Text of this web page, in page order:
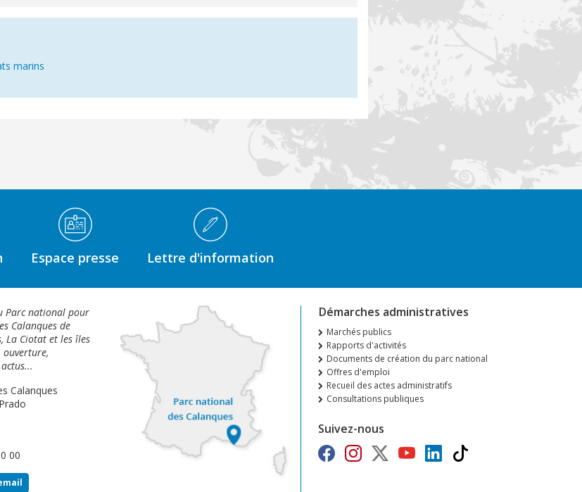
marins
Espace presse Lettre d'information
Parc national pour
Calanques de
La Ciotat et les îles
Calanques
00
Démarches administratives
Marchés publics
Rapports d'activités
Documents de création du parc national
Offres d'emploi
Recueil des actes administratifs
Consultations publiques
Suivez-nous